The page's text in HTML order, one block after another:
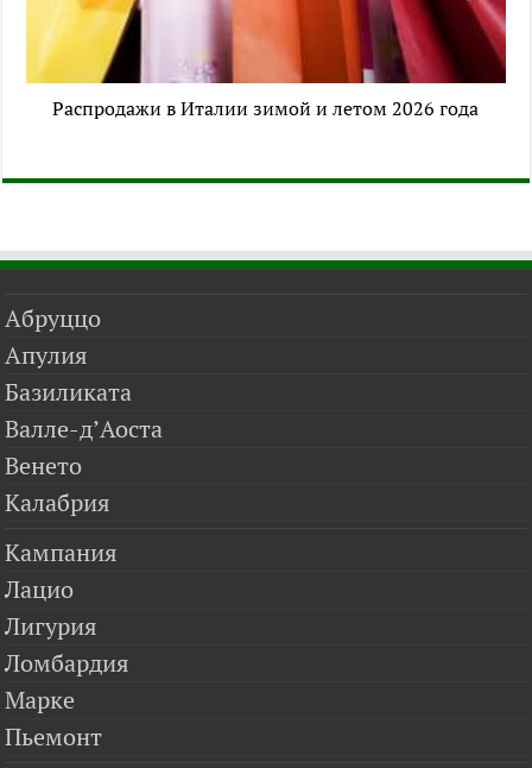
Распродажи в Италии зимой и летом 2026 года
Абруццо
Апулия
Базиликата
Валле-д’Аоста
Венето
Калабрия
Кампания
Лацио
Лигурия
Ломбардия
Марке
Пьемонт